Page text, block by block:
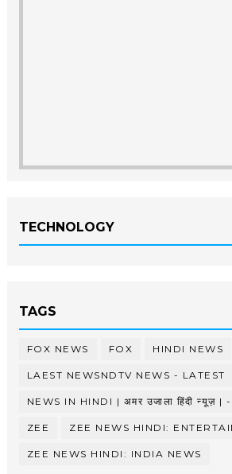
TECHNOLOGY
TAGS
FOX NEWS FOX HINDI NEWS
LAEST NEWSNDTV NEWS - LATEST
NEWS IN HINDI | अमर उजाला हिंदी न्यूज़
ZEE ZEE NEWS HINDI:
ZEE NEWS HINDI: INDIA NEWS